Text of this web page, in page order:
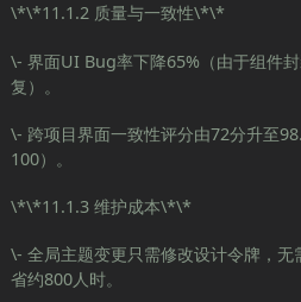
\*\*11.1.2 质量与一致性\*\*
\- 界面UI Bug率下降65%（由于组件
复）。
\- 跨项目界面一致性评分由72分升至
100）。
\*\*11.1.3 维护成本\*\*
\- 全局主题变更只需修改设计令牌，
省约800人时。